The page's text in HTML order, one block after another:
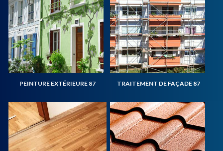
PEINTURE EXTÉRIEURE 87 TRAITEMENT DE FAÇADE 87